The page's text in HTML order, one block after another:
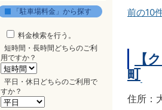
「駐車場料金」から探す
料金検索を行う。
短時間・長時間どちらのご利
用ですか？
平日・休日どちらのご利用で
すか？
前の10
【
町
住所：